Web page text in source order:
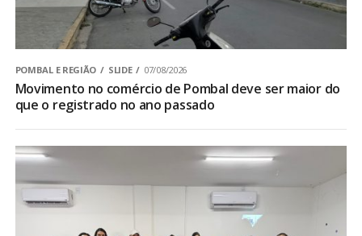
POMBAL E REGIÃO SLIDE 07/08/2026
Movimento no comércio de Pombal deve ser maior do
que o registrado no ano passado